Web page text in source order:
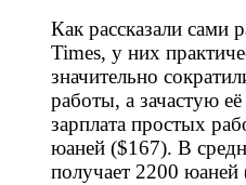
Как рассказали сами
Times, у них
значительно
работы, а зачастую
зарплата простых
юаней ($167). В
получает 2200